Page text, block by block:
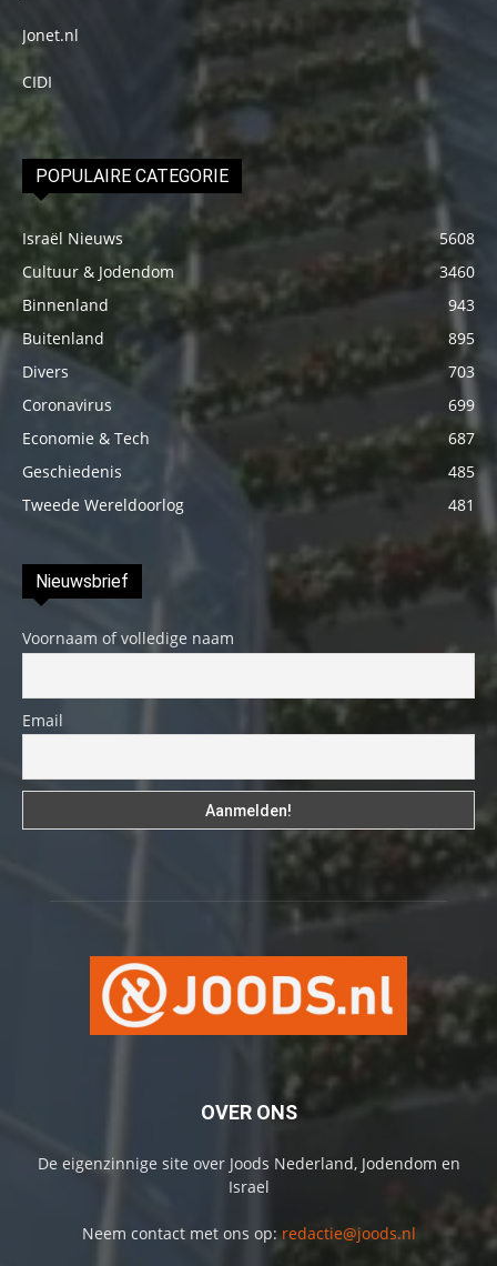
Jonet.nl
CIDI
POPULAIRE CATEGORIE
Israël Nieuws
5608
Cultuur & Jodendom
3460
Binnenland
943
Buitenland
895
Divers
703
Coronavirus
699
Economie & Tech
687
Geschiedenis
485
Tweede Wereldoorlog
481
Nieuwsbrief
Voornaam of volledige naam
Email
OVER ONS
De eigenzinnige site over Joods Nederland, Jodendom en
Israel
Neem contact met ons op: redactie@joods.nl